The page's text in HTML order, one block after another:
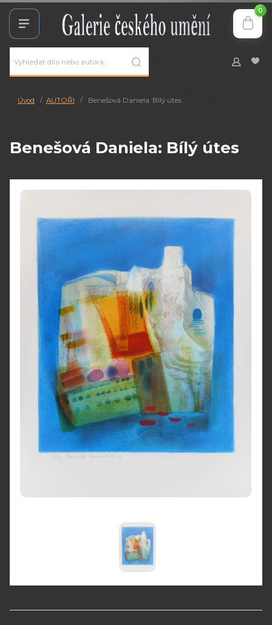
0
Úvod AUTOŘI Benešová Daniela: Bílý útes
Benešová Daniela: Bílý útes